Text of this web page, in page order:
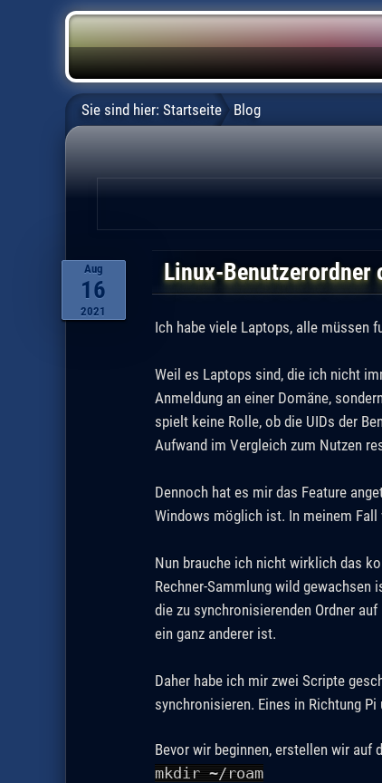
Sie sind hier: Startseite Blog
Aug
16
2021
Linux-Benutzerordner
Ich habe viele Laptops, alle müssen
Weil es Laptops sind, die ich nicht
Anmeldung an einer Domäne,
spielt keine Rolle, ob die UIDs der
Aufwand im Vergleich zum Nutzen
Dennoch hat es mir das Feature
Windows möglich ist. In meinem Fall
Nun brauche ich nicht wirklich das
Rechner-Sammlung wild gewachsen
die zu synchronisierenden Ordner
ein ganz anderer ist.
Daher habe ich mir zwei Scripte
synchronisieren. Eines in Richtung
Bevor wir beginnen, erstellen wir auf
mkdir ~/roam